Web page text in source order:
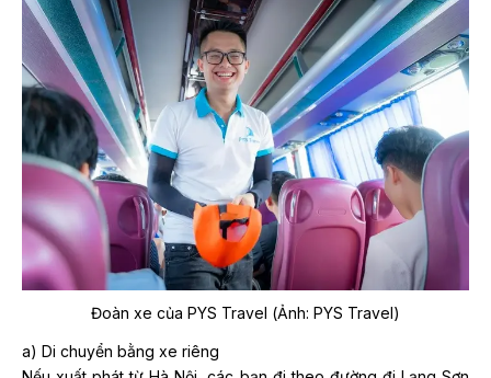
Đoàn xe của PYS Travel (Ảnh: PYS Travel)
a) Di chuyển bằng xe riêng